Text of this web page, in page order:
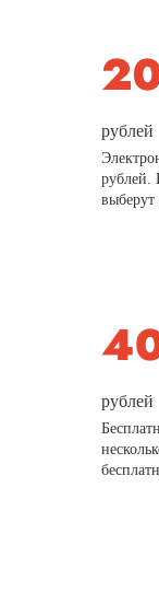
рублей
рублей.
рублей